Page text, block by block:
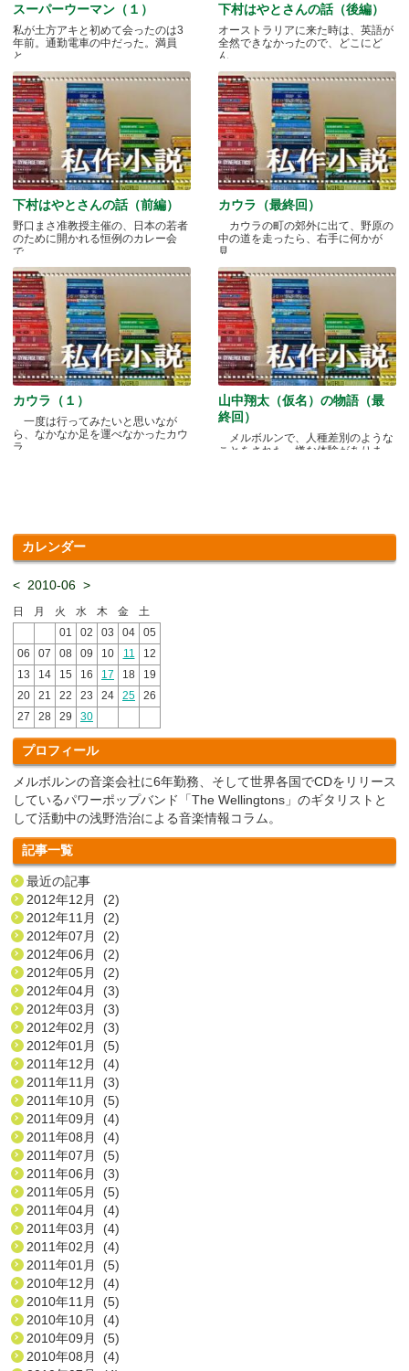
スーパーウーマン（１）
私が土方アキと初めて会ったのは3
年前。通勤電車の中だった。満員
と.....
下村はやとさんの話（後編）
オーストラリアに来た時は、英語が
全然できなかったので、どこにど
ん.....
下村はやとさんの話（前編）
野口まさ准教授主催の、日本の若者
のために開かれる恒例のカレー会
で.....
カウラ（最終回）
カウラの町の郊外に出て、野原の
中の道を走ったら、右手に何かが
見.....
カウラ（１）
一度は行ってみたいと思いなが
ら、なかなか足を運べなかったカウ
ラ.....
山中翔太（仮名）の物語（最
終回）
メルボルンで、人種差別のような
ことをされた、嫌な体験がありま
カレンダー
< 2010-06 >
日 月 火 水 木 金
土
01
02 03 04
05
06
07 08 09 10 11
12
13
14 15 16 17 18
19
20
21 22 23 24 25
26
27
28 29 30
プロフィール
メルボルンの音楽会社に6年勤務、そして世界各国でCDをリリース
しているパワーポップバンド「The Wellingtons」のギタリストと
して活動中の浅野浩治による音楽情報コラム。
記事一覧
最近の記事
2012年12月 (2)
2012年11月 (2)
2012年07月 (2)
2012年06月 (2)
2012年05月 (2)
2012年04月 (3)
2012年03月 (3)
2012年02月 (3)
2012年01月 (5)
2011年12月 (4)
2011年11月 (3)
2011年10月 (5)
2011年09月 (4)
2011年08月 (4)
2011年07月 (5)
2011年06月 (3)
2011年05月 (5)
2011年04月 (4)
2011年03月 (4)
2011年02月 (4)
2011年01月 (5)
2010年12月 (4)
2010年11月 (5)
2010年10月 (4)
2010年09月 (5)
2010年08月 (4)